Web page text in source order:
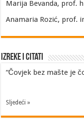
Marija Bevanda, prof.
Anamaria Rozić, prof.
Izreke i Citati
“Čovjek bez mašte je
Sljedeći »